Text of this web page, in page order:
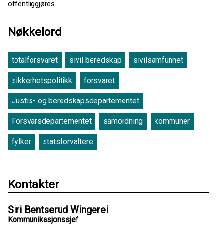
offentliggjøres.
Nøkkelord
totalforsvaret sivil beredskap sivilsamfunnet
sikkerhetspolitikk forsvaret
Justis- og beredskapsdepartementet
Forsvarsdepartementet samordning kommuner
fylker statsforvaltere
Kontakter
Siri Bentserud Wingerei
Kommunikasjonssjef